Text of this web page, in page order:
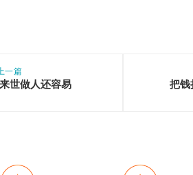
把钱
一篇
世做人还容易